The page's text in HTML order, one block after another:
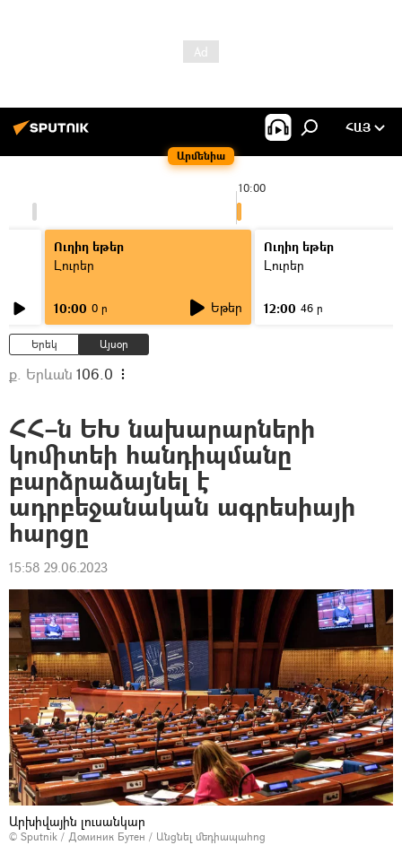
Արմենիա
ՀԱՅ
10:00
Ուղիղ եթեր
Լուրեր
10:00 0 ր Եթեր
Ուղիղ եթեր
Լուրեր
12:00 46 ր
Երեկ Այսօր
ք. Երևան 106.0
ՀՀ–ն ԵԽ նախարարների
կոմիտեի հանդիպմանը
բարձրաձայնել է
ադրբեջանական ագրեսիայի
հարցը
15:58 29.06.2023
Արխիվային լուսանկար
© Sputnik / Доминик Бутен / Անցնել մեդիապահոց